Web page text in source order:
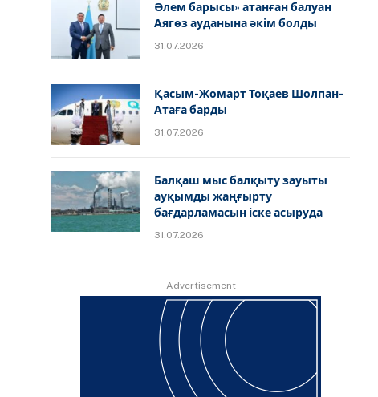
Әлем барысы» атанған балуан
Аягөз ауданына әкім болды
31.07.2026
Қасым-Жомарт Тоқаев Шолпан-
Атаға барды
31.07.2026
Балқаш мыс балқыту зауыты
ауқымды жаңғырту
бағдарламасын іске асыруда
31.07.2026
Advertisement